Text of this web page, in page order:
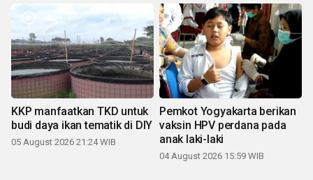
KKP manfaatkan TKD untuk
budi daya ikan tematik di DIY
05 August 2026 21:24 WIB
Pemkot Yogyakarta berikan
vaksin HPV perdana pada
anak laki-laki
04 August 2026 15:59 WIB